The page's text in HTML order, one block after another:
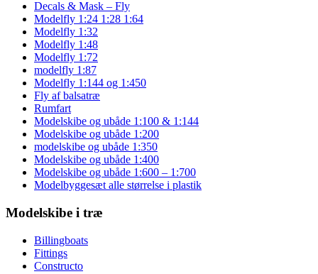
Decals & Mask – Fly
Modelfly 1:24 1:28 1:64
Modelfly 1:32
Modelfly 1:48
Modelfly 1:72
modelfly 1:87
Modelfly 1:144 og 1:450
Fly af balsatræ
Rumfart
Modelskibe og ubåde 1:100 & 1:144
Modelskibe og ubåde 1:200
modelskibe og ubåde 1:350
Modelskibe og ubåde 1:400
Modelskibe og ubåde 1:600 – 1:700
Modelbyggesæt alle størrelse i plastik
Modelskibe i træ
Billingboats
Fittings
Constructo